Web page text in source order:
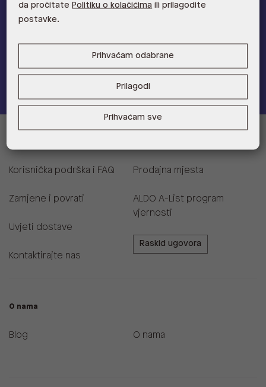
Učlani se u ALDO A-list program vjernosti i ostvari 5% popusta
Pridružite se
Korisnička podrška i FAQ
Zamjene i povrati
Uvjeti dostave
Kontaktirajte nas
Prodajna mjesta
ALDO A-List program
vjernosti
Raskid ugovora
O nama
Blog O nama
da pročitate Politiku o kolačićima ili prilagodite
postavke.
Prihvaćam odabrane
Prilagodi
Prihvaćam sve